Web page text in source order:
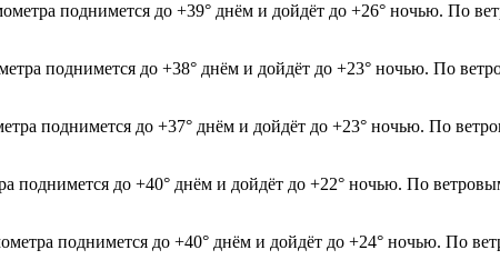
поднимется до +39° днём и дойдёт до +26° ночью. По
поднимется до +38° днём и дойдёт до +23° ночью. По
поднимется до +37° днём и дойдёт до +23° ночью. По
поднимется до +40° днём и дойдёт до +22° ночью. По
поднимется до +40° днём и дойдёт до +24° ночью. По